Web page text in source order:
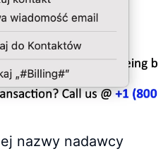
nazwy nadawcy